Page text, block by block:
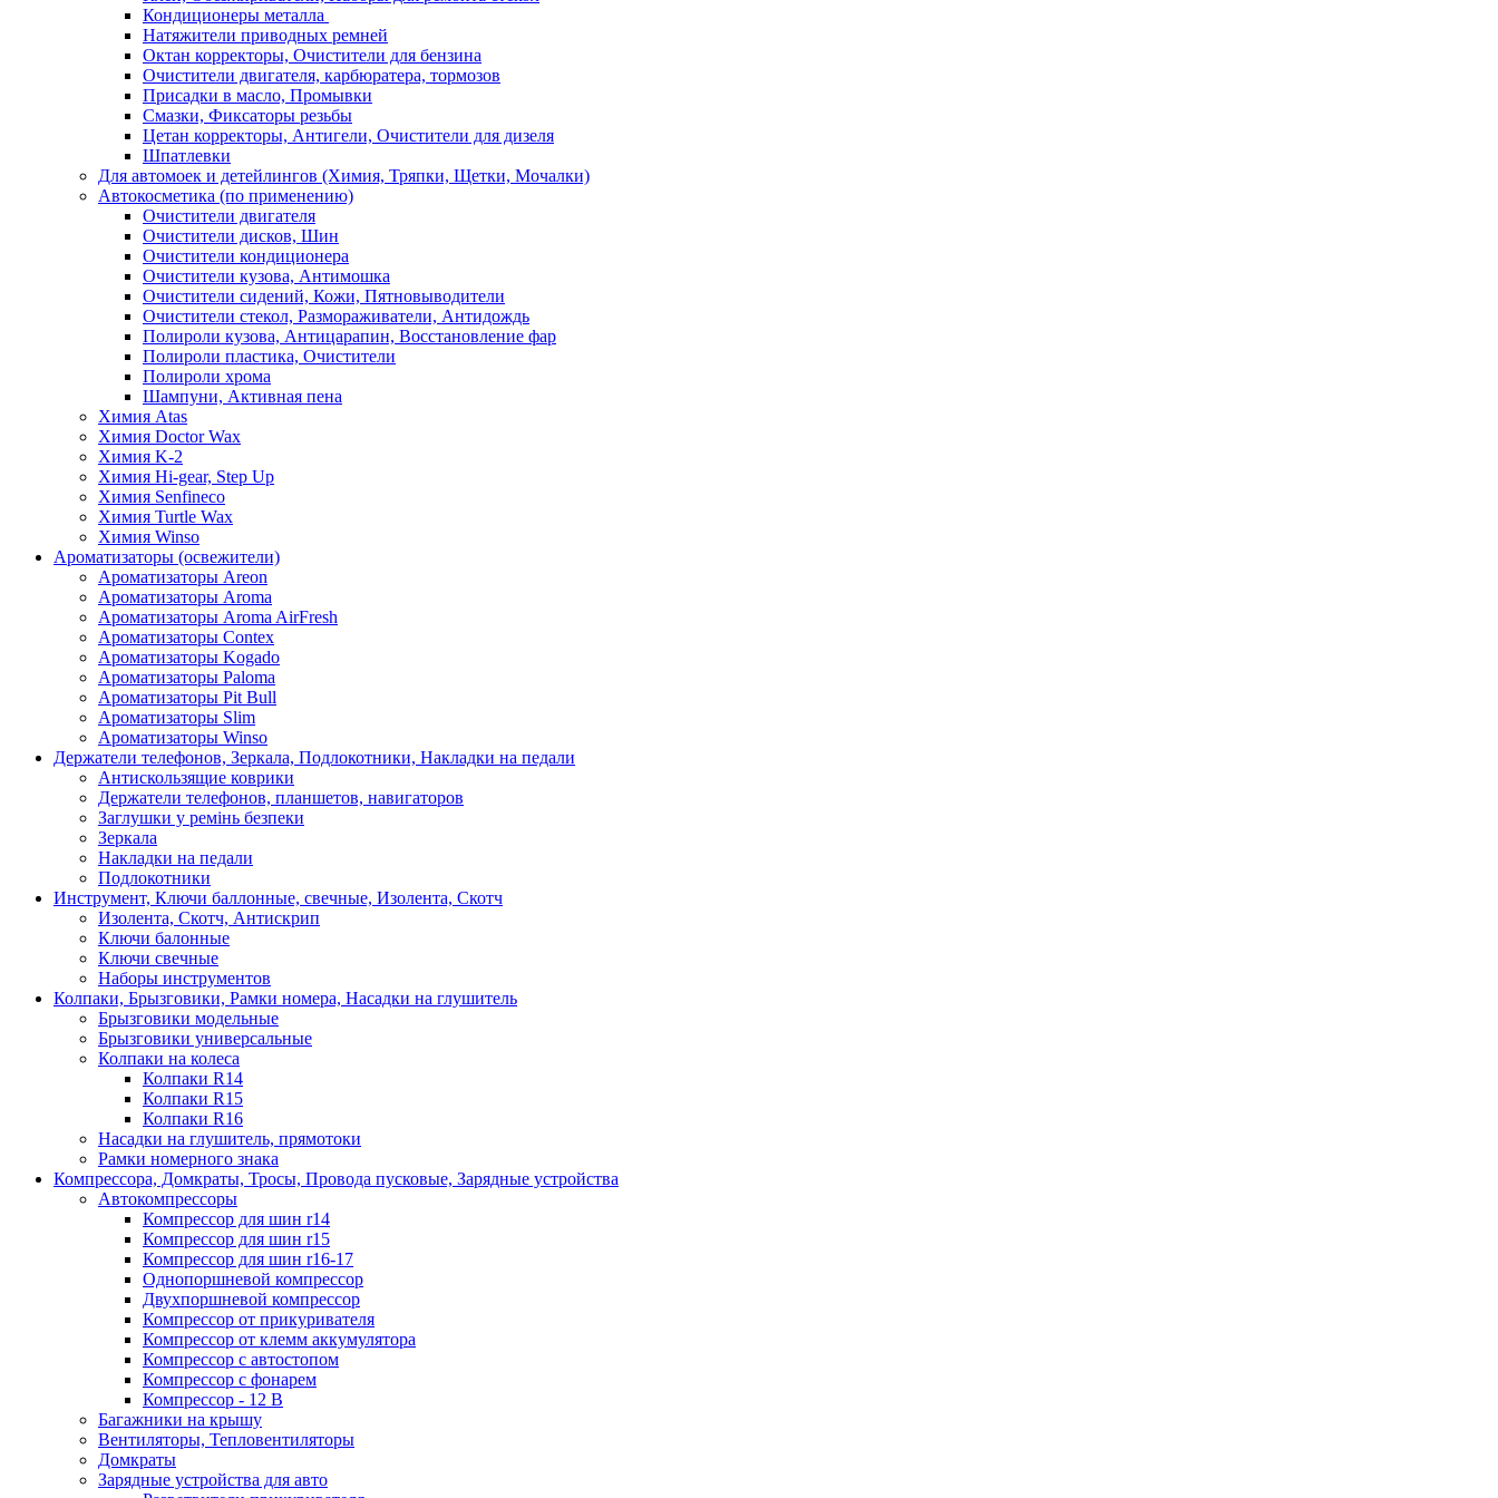
Кондиционеры металла
Натяжители приводных ремней
Октан корректоры, Очистители для бензина
Очистители двигателя, карбюратера, тормозов
Присадки в масло, Промывки
Смазки, Фиксаторы резьбы
Цетан корректоры, Антигели, Очистители для дизеля
Шпатлевки
Для автомоек и детейлингов (Химия, Тряпки, Щетки, Мочалки)
Автокосметика (по применению)
Очистители двигателя
Очистители дисков, Шин
Очистители кондиционера
Очистители кузова, Антимошка
Очистители сидений, Кожи, Пятновыводители
Очистители стекол, Размораживатели, Антидождь
Полироли кузова, Антицарапин, Восстановление фар
Полироли пластика, Очистители
Полироли хрома
Шампуни, Активная пена
Химия Atas
Химия Doctor Wax
Химия K-2
Химия Hi-gear, Step Up
Химия Senfineco
Химия Turtle Wax
Химия Winso
Ароматизаторы (освежители)
Ароматизаторы Areon
Ароматизаторы Aroma
Ароматизаторы Aroma AirFresh
Ароматизаторы Contex
Ароматизаторы Kogado
Ароматизаторы Paloma
Ароматизаторы Pit Bull
Ароматизаторы Slim
Ароматизаторы Winso
Держатели телефонов, Зеркала, Подлокотники, Накладки на педали
Антискользящие коврики
Держатели телефонов, планшетов, навигаторов
Заглушки у ремінь безпеки
Зеркала
Накладки на педали
Подлокотники
Инструмент, Ключи баллонные, свечные, Изолента, Скотч
Изолента, Скотч, Антискрип
Ключи балонные
Ключи свечные
Наборы инструментов
Колпаки, Брызговики, Рамки номера, Насадки на глушитель
Брызговики модельные
Брызговики универсальные
Колпаки на колеса
Колпаки R14
Колпаки R15
Колпаки R16
Насадки на глушитель, прямотоки
Рамки номерного знака
Компрессора, Домкраты, Тросы, Провода пусковые, Зарядные устройства
Автокомпрессоры
Компрессор для шин r14
Компрессор для шин r15
Компрессор для шин r16-17
Однопоршневой компрессор
Двухпоршневой компрессор
Компрессор от прикуривателя
Компрессор от клемм аккумулятора
Компрессор с автостопом
Компрессор с фонарем
Компрессор - 12 В
Багажники на крышу
Вентиляторы, Тепловентиляторы
Домкраты
Зарядные устройства для авто